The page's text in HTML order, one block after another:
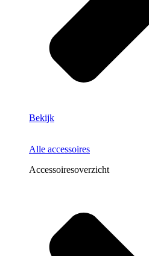
Bekijk
Alle accessoires
Accessoiresoverzicht